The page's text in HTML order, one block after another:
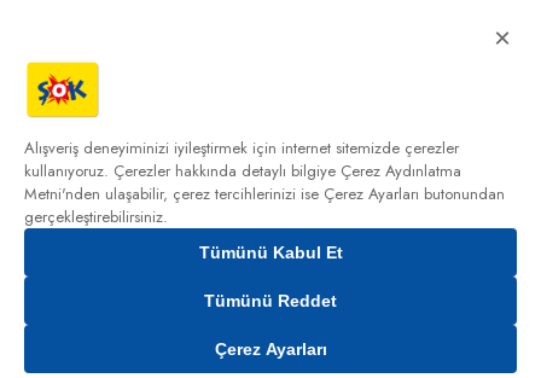
Sepete Ekle
×
Alışveriş deneyiminizi iyileştirmek için internet sitemizde çerezler
kullanıyoruz. Çerezler hakkında detaylı bilgiye Çerez Aydınlatma
Metni'nden ulaşabilir, çerez tercihlerinizi ise Çerez Ayarları butonundan
gerçekleştirebilirsiniz.
Tümünü Kabul Et
Tümünü Reddet
Çerez Ayarları